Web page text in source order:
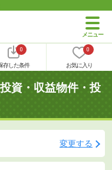
0
存した条件
0
お気に入り
資・収益物件・投
変更する